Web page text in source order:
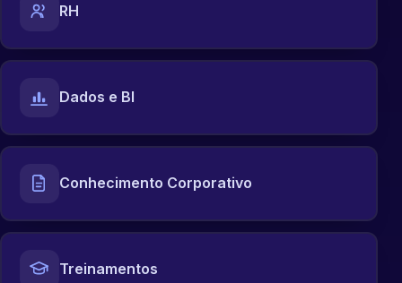
RH
Dados e BI
Conhecimento Corporativo
Treinamentos